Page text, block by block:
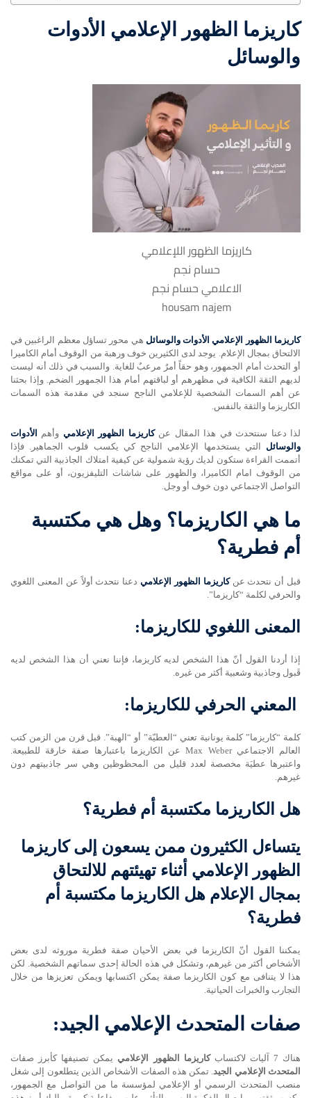
كاريزما الظهور الإعلامي الأدوات
والوسائل
كاريزما الظهور اللإعلامي
حسام نجم
الاعلامي حسام نجم
housam najem
كاريزما الظهور الإعلامي الأدوات والوسائل هي محور تساؤل معظم الراغبين في
الالتحاق بمجال الإعلام. يوجد لدى الكثيرين خوف ورهبة من الوقوف أمام الكاميرا
أو التحدث أمام الجمهور، وهو حقاً أمرٌ مرعبٌ للغاية. والسبب في ذلك أنه ليست
لديهم الثقة الكافية في مظهرهم أو لباقتهم أمام هذا الجمهور الضخم. وإذا بحثنا
عن أهم السمات الشخصية للإعلامي الناجح سنجد في مقدمة هذه السمات
الكاريزما والثقة بالنفس.
لذا دعنا سنتحدث في هذا المقال عن كاريزما الظهور الإعلامي وأهم
الأدوات
والوسائل التي يستخدمها الإعلامي الناجح كي يكسب قلوب الجماهير. فإذا
أتممت القراءة ستكون لديك رؤية شمولية عن كيفية امتلاك الجاذبية التي تمكنك
من الوقوف امام الكاميرا، والظهور على شاشات التليفزيون، أو على مواقع
التواصل الاجتماعي دون خوف أو وجل.
ما هي الكاريزما؟ وهل هي مكتسبة
أم فطرية؟
قبل أن نتحدث عنكاريزما الظهور الإعلامي دعنا نتحدث أولاً عن المعنى اللغوي
والحرفي لكلمة “كاريزما”.
المعنى اللغوي للكاريزما:
إذا أردنا القول أنّ هذا الشخص لديه كاريزما، فإننا نعني أن هذا الشخص لديه
قَبول وجاذبية وشعبية أكثر من غيره.
المعني الحرفي للكاريزما:
كلمة “كاريزما” كلمة يونانية تعني “العطيّة” أو “الهبة”. قبل قرن من الزمن كتب
العالم الاجتماعي Max Weber عن الكاريزما باعتبارها صفة خارقة للطبيعة.
واعتبرها عطيَة مخصصة لعدد قليل من المحظوظين وهي سر جاذبيتهم دون
غيرهم.
هل الكاريزما مكتسبة أم فطرية؟
يتساءل الكثيرون ممن يسعون إلىكاريزما
الظهور الإعلامي أثناء تهيئتهم للالتحاق
بمجال الإعلام هل الكاريزما مكتسبة أم
فطرية؟
يمكننا القول أنّ الكاريزما في بعض الأحيان صفة فطرية موروثه لدى بعض
الأشخاص أكثر من غيرهم، وتشكل في هذه الحالة إحدى سماتهم الشخصية. لكن
هذا لا يتنافى مع كون الكاريزما صفة يمكن اكتسابها ويمكن تعزيزها من خلال
التجارب والخبرات الحياتية.
صفات المتحدث الإعلامي الجيد:
هناك 7 آليات لاكتساب كاريزما الظهور الإعلامي يمكن تصنيفها كأبرز صفات
المتحدث الإعلامي الجيد. تمكن هذه الصفات الأشخاص الذين يتطلعون إلى شغل
منصب المتحدث الرسمي أو الإعلامي لمؤسسة ما من التواصل مع الجمهور،